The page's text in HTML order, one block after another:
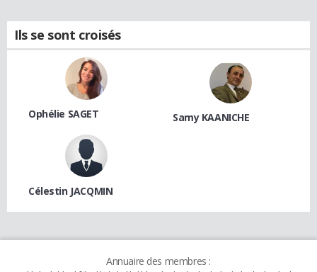
Ils se sont croisés
Ophélie SAGET Samy KAANICHE
Célestin JACQMIN
Annuaire des membres :